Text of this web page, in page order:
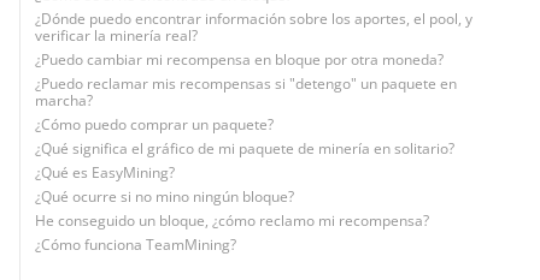
¿Dónde puedo encontrar información sobre los aportes, el pool, y
verificar la minería real?
¿Puedo cambiar mi recompensa en bloque por otra moneda?
¿Puedo reclamar mis recompensas si "detengo" un paquete en
marcha?
¿Cómo puedo comprar un paquete?
¿Qué significa el gráfico de mi paquete de minería en solitario?
¿Qué es EasyMining?
¿Qué ocurre si no mino ningún bloque?
He conseguido un bloque, ¿cómo reclamo mi recompensa?
¿Cómo funciona TeamMining?